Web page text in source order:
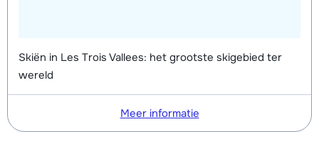
Skiën in Les Trois Vallees: het grootste skigebied ter
wereld
Meer informatie